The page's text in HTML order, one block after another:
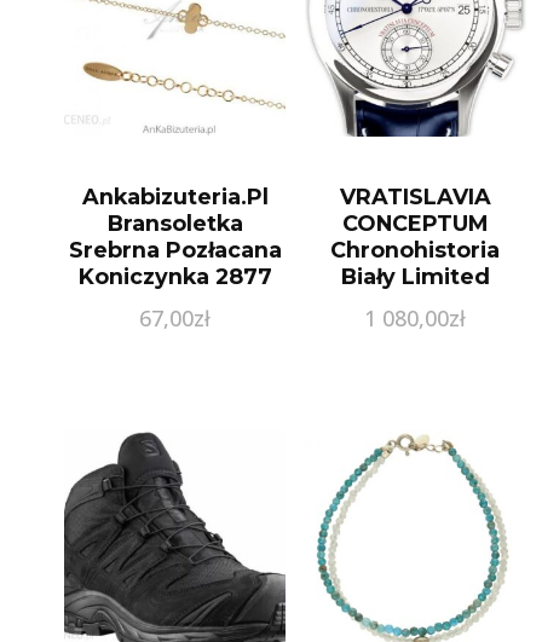
Ankabizuteria.Pl
Bransoletka
Srebrna Pozłacana
Koniczynka 2877
67,00zł
VRATISLAVIA
CONCEPTUM
Chronohistoria
Biały Limited
CHRONOHISTORIA2
1 080,00zł